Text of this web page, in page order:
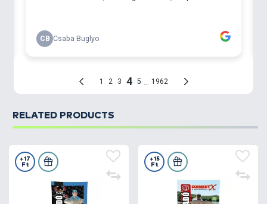
garantáltan az etetésünkre tudjuk csalni a
a gyümölcscukor szirup a hordozó anyaga, így egy
fűszeres, ugyanakkor édes ízű terméket vehetünk
RELATED PRODUCTS
+17
Ft
+15
Ft